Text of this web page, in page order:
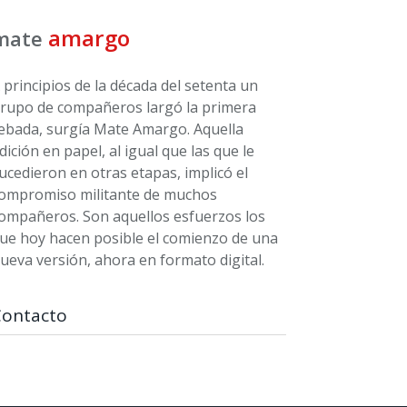
amargo
principios de la década del setenta un
de compañeros largó la primera
surgía Mate Amargo. Aquella
en papel, al igual que las que le
en otras etapas, implicó el
militante de muchos
Son aquellos esfuerzos los
hoy hacen posible el comienzo de una
versión, ahora en formato digital.